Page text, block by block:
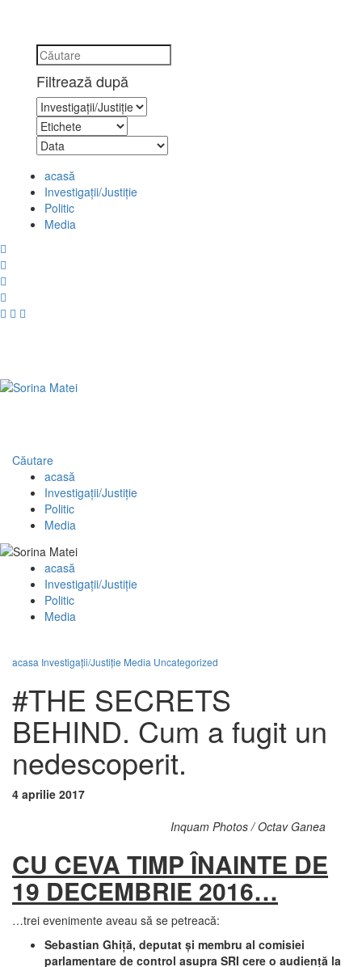
Filtrează după
acasă
Investigaţii/Justiţie
Politic
Media
Căutare
acasă
Investigaţii/Justiţie
Politic
Media
acasă
Investigaţii/Justiţie
Politic
Media
acasa Investigaţii/Justiţie Media Uncategorized
#THE SECRETS
BEHIND. Cum a fugit un
nedescoperit.
4 aprilie 2017
Inquam Photos / Octav Ganea
CU CEVA TIMP ÎNAINTE DE
19 DECEMBRIE 2016…
…trei evenimente aveau să se petreacă:
Sebastian Ghiţă, deputat şi membru al comisiei
parlamentare de control asupra SRI cere o audienţă la